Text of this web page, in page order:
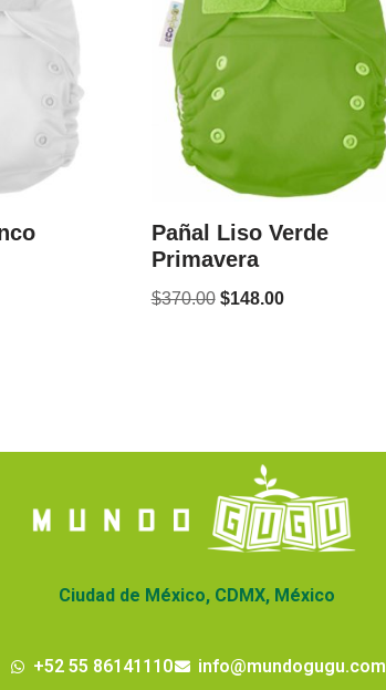
Pañal Liso Verde
Primavera
$370.00 $148.00
Ciudad de México, CDMX, México
+52 55 86141110 info@mundogugu.com